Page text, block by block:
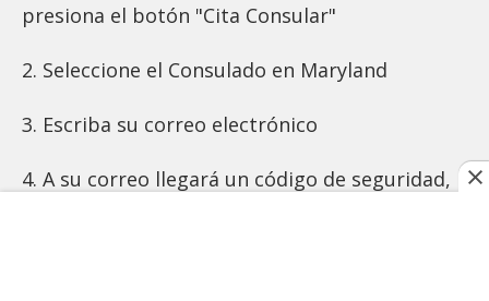
presiona el botón "Cita Consular"
2. Seleccione el Consulado en Maryland
3. Escriba su correo electrónico
4. A su correo llegará un código de seguridad,